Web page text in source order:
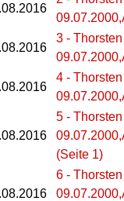
3 -
4 -
5 -
(Seite 1)
6 -